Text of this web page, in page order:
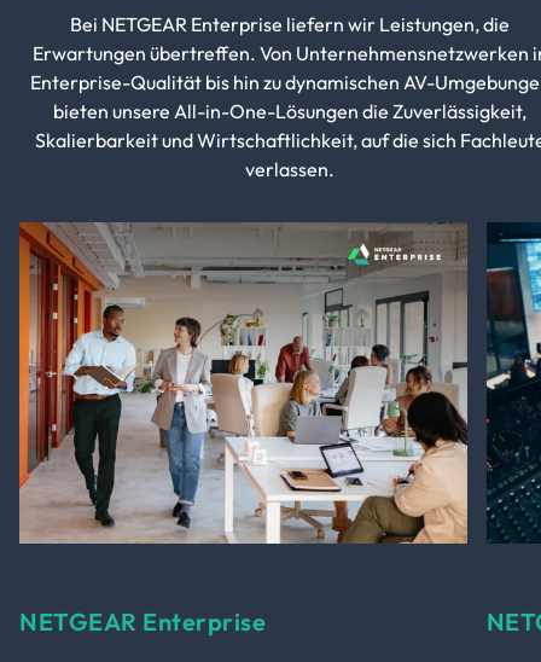
Bei NETGEAR Enterprise liefern wir Leistungen, die
Erwartungen übertreffen. Von Unternehmensnetzwerken
Enterprise-Qualität bis hin zu dynamischen AV-
bieten unsere All-in-One-Lösungen die Zuverlässigkeit,
Skalierbarkeit und Wirtschaftlichkeit, auf die sich
verlassen.
NETGEAR Enterprise